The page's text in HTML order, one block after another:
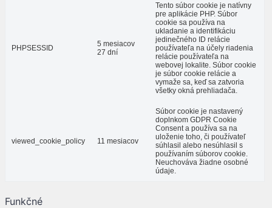
PHPSESSID
5 mesiacov
27 dní
Tento súbor cookie je natívny
pre aplikácie PHP. Súbor
cookie sa používa na
ukladanie a identifikáciu
jedinečného ID relácie
používateľa na účely riadenia
relácie používateľa na
webovej lokalite. Súbor cookie
je súbor cookie relácie a
vymaže sa, keď sa zatvoria
všetky okná prehliadača.
viewed_cookie_policy 11 mesiacov
Súbor cookie je nastavený
doplnkom GDPR Cookie
Consent a používa sa na
uloženie toho, či používateľ
súhlasil alebo nesúhlasil s
používaním súborov cookie.
Neuchováva žiadne osobné
údaje.
Funkčné